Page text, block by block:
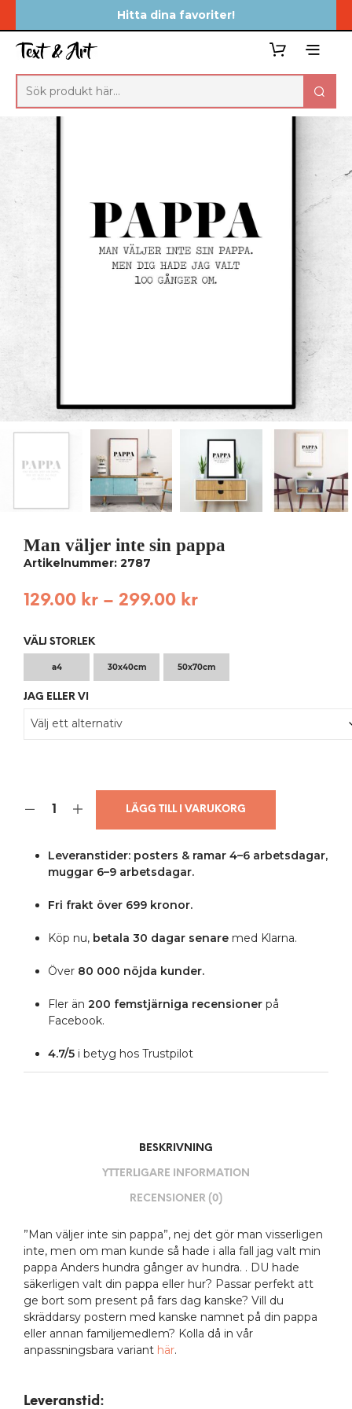
Hitta dina favoriter!
Man väljer inte sin pappa
Artikelnummer: 2787
129.00 kr – 299.00 kr
VÄLJ STORLEK
a4 30x40cm 50x70cm
JAG ELLER VI
LÄGG TILL I VARUKORG
Leveranstider: posters & ramar 4–6 arbetsdagar,
muggar 6–9 arbetsdagar.
Fri frakt över 699 kronor.
Köp nu,betala 30 dagar senaremed Klarna.
Över 80 000 nöjda kunder.
Fler än 200 femstjärniga recensionerpå
Facebook.
4.7/5i betyg hos Trustpilot
BESKRIVNING
YTTERLIGARE INFORMATION
RECENSIONER (0)
”Man väljer inte sin pappa”, nej det gör man visserligen
inte, men om man kunde så hade i alla fall jag valt min
pappa Anders hundra gånger av hundra. . DU hade
säkerligen valt din pappa eller hur? Passar perfekt att
ge bort som present på fars dag kanske? Vill du
skräddarsy postern med kanske namnet på din pappa
eller annan familjemedlem? Kolla då in vår
anpassningsbara variant här.
Leveranstid: